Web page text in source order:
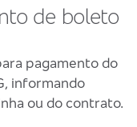
de boleto
pagamento do
informando
ou do contrato.